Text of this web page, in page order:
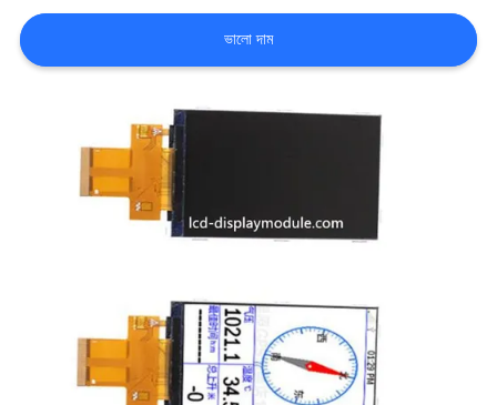
খবর
আবেদন
গোপনীয়তা
ভালো দাম